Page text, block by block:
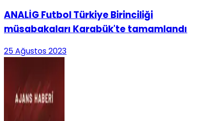
ANALİG Futbol Türkiye Birinciliği
müsabakaları Karabük'te tamamlandı
25 Ağustos 2023